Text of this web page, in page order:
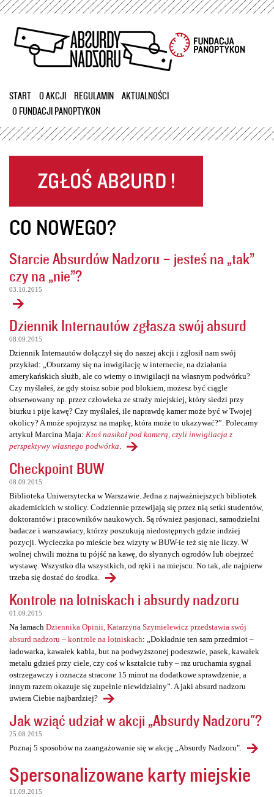
Przejdź
treści
START O AKCJI REGULAMIN
AKTUALNOŚCI
O FUNDACJI PANOPTYKON
CO NOWEGO?
Starcie Absurdów Nadzoru – jesteś na „tak”
czy na „nie”?
03.10.2015
Dziennik Internautów zgłasza swój absurd
08.09.2015
Dziennik Internautów dołączył się do naszej akcji i zgłosił nam swój
przykład: „Oburzamy się na inwigilację w internecie, na działania
amerykańskich służb, ale co wiemy o inwigilacji na własnym podwórku?
Czy myślałeś, że gdy stoisz sobie pod blokiem, możesz być ciągle
obserwowany np. przez człowieka ze straży miejskiej, który siedzi przy
biurku i pije kawę? Czy myślałeś, ile naprawdę kamer może być w Twojej
okolicy? A może spojrzysz na mapkę, która może to ukazywać?”. Polecamy
artykuł Marcina Maja: Ktoś nasikał pod kamerą, czyli inwigilacja z
perspektywy własnego podwórka
Checkpoint BUW
08.09.2015
Biblioteka Uniwersytecka w Warszawie. Jedna z najważniejszych bibliotek
akademickich w stolicy. Codziennie przewijają się przez nią setki studentów,
doktorantów i pracowników naukowych. Są również pasjonaci, samodzielni
badacze i warszawiacy, którzy poszukują niedostępnych gdzie indziej
pozycji. Wycieczka po mieście bez wizyty w BUW-ie też się nie liczy. W
wolnej chwili można tu pójść na kawę, do słynnych ogrodów lub obejrzeć
wystawę. Wszystko dla wszystkich, od ręki i na miejscu. No tak, ale najpierw
trzeba się dostać do środka.
Kontrole na lotniskach i absurdy nadzoru
01.09.2015
Na łamach Dziennika Opinii, Katarzyna Szymielewicz przedstawia swój
absurd nadzoru – kontrole na lotniskach: „Dokładnie ten sam przedmiot –
ładowarka, kawałek kabla, but na podwyższonej podeszwie, pasek, kawałek
metalu gdzieś przy ciele, czy coś w kształcie tuby – raz uruchamia sygnał
ostrzegawczy i oznacza stracone 15 minut na dodatkowe sprawdzenie, a
innym razem okazuje się zupełnie niewidzialny”. A jaki absurd nadzoru
uwiera Ciebie najbardziej?
Jak wziąć udział w akcji „Absurdy Nadzoru"?
25.08.2015
Poznaj 5 sposobów na zaangażowanie się w akcję „Absurdy Nadzoru".
Spersonalizowane karty miejskie
11.09.2015